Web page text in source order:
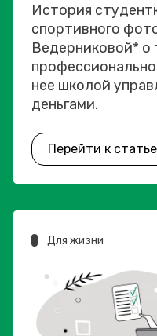
История
спортивного
Ведерниковой* о
нее школой
деньгами.
Перейти к статье
Для жизни